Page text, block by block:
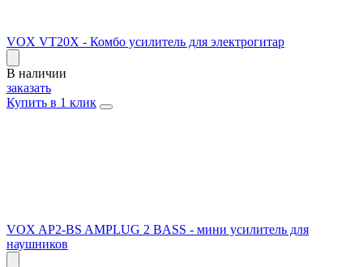
VOX VT20X - Комбо усилитель для электрогитар
В наличии
заказать
Купить в 1 клик
VOX AP2-BS AMPLUG 2 BASS - мини усилитель для
наушников